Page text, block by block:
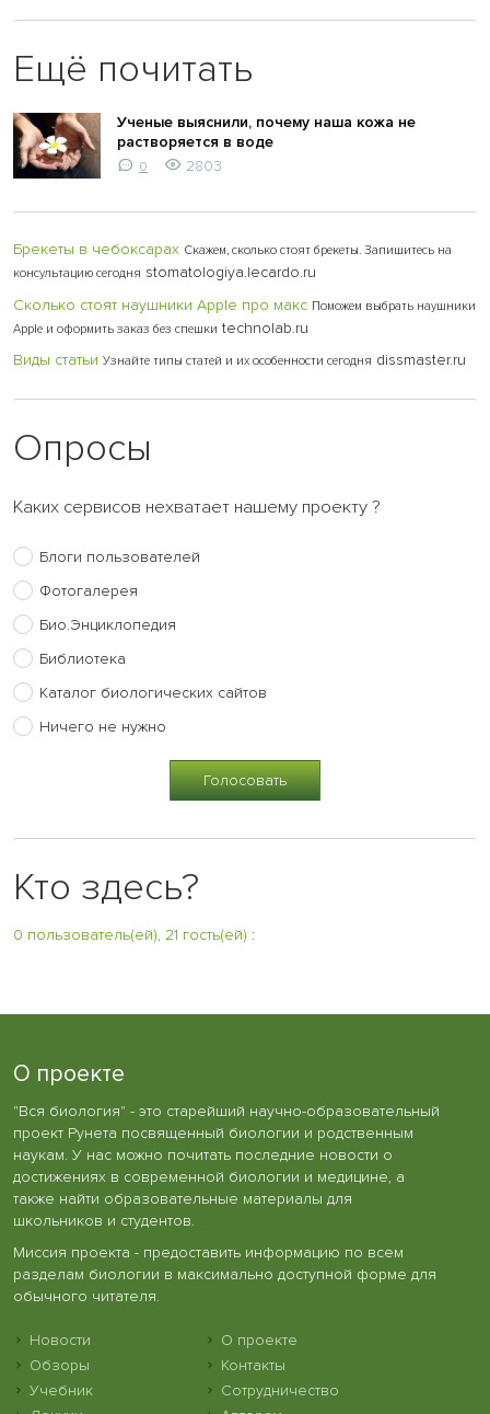
Ещё почитать
Ученые выяснили, почему наша кожа не
растворяется в воде
0 2803
Брекеты в чебоксарах Скажем, сколько стоят брекеты. Запишитесь на
консультацию сегодня stomatologiya.lecardo.ru
Сколько стоят наушники Apple про макс Поможем выбрать наушники
Apple и оформить заказ без спешки technolab.ru
Виды статьи Узнайте типы статей и их особенности сегодня dissmaster.ru
Опросы
Каких сервисов нехватает нашему проекту ?
Блоги пользователей
Фотогалерея
Био.Энциклопедия
Библиотека
Каталог биологических сайтов
Ничего не нужно
Кто здесь?
0 пользователь(ей), 21 гость(ей) :
О проекте
"Вся биология" - это старейший научно-образовательный
проект Рунета посвященный биологии и родственным
наукам. У нас можно почитать последние новости о
достижениях в современной биологии и медицине, а
также найти образовательные материалы для
школьников и студентов.
Миссия проекта - предоставить информацию по всем
разделам биологии в максимально доступной форме для
обычного читателя.
Новости
Обзоры
Учебник
О проекте
Контакты
Сотрудничество